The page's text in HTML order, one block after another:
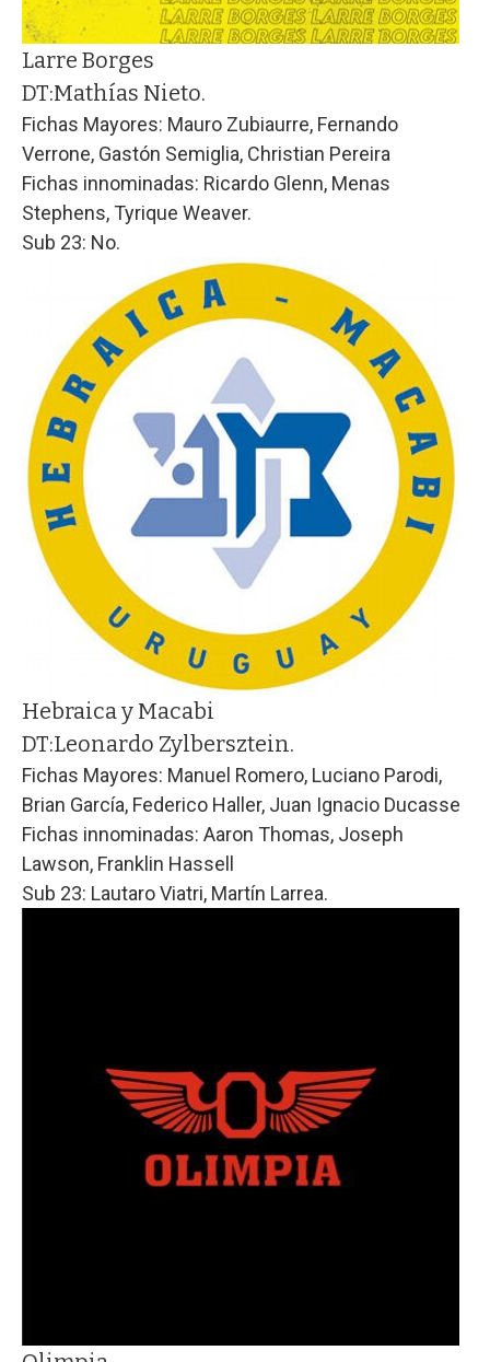
Larre Borges
DT:Mathías Nieto.
Fichas Mayores: Mauro Zubiaurre, Fernando
Verrone, Gastón Semiglia, Christian Pereira
Fichas innominadas: Ricardo Glenn, Menas
Stephens, Tyrique Weaver.
Sub 23: No.
Hebraica y Macabi
DT:Leonardo Zylbersztein.
Fichas Mayores: Manuel Romero, Luciano Parodi,
Brian García, Federico Haller, Juan Ignacio Ducasse
Fichas innominadas: Aaron Thomas, Joseph
Lawson, Franklin Hassell
Sub 23: Lautaro Viatri, Martín Larrea.